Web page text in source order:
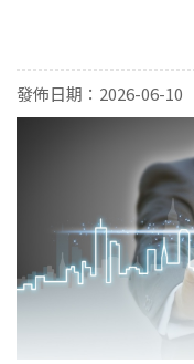
發佈日期： 2026-06-10